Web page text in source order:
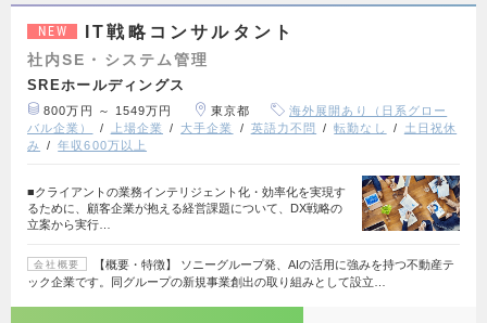
NEW IT戦略コンサルタント
社内SE・システム管理
SREホールディングス
800万円 ～ 1549万円 東京都
海外展開あり（日系グロー
バル企業）
上場企業 大手企業 英語力不問 転勤なし
土日祝休
み
年収600万以上
■クライアントの業務インテリジェント化・効率化を実現す
るために、顧客企業が抱える経営課題について、DX戦略の
立案から実行…
会社概要
【概要・特徴】 ソニーグループ発、AIの活用に強みを持つ不動産テ
ック企業です。同グループの新規事業創出の取り組みとして設立…